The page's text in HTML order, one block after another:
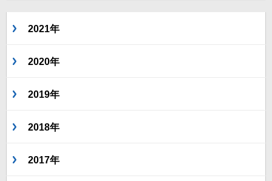
2021年
2020年
2019年
2018年
2017年